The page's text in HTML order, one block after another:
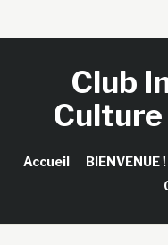
Club
Culture
Accueil BIENVENUE !